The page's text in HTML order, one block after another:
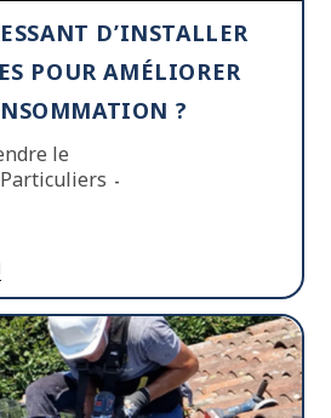
D’INSTALLER
POUR AMÉLIORER
?
le
Particuliers